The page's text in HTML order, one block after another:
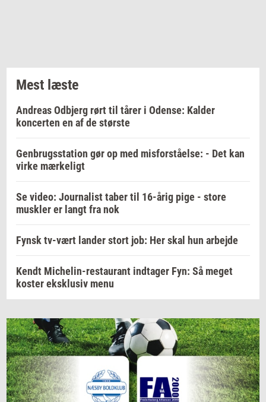
Mest læste
Andreas Odbjerg rørt til tårer i Odense: Kalder
koncerten en af de største
Genbrugsstation gør op med misforståelse: - Det kan
virke mærkeligt
Se video: Journalist taber til 16-årig pige - store
muskler er langt fra nok
Fynsk tv-vært lander stort job: Her skal hun arbejde
Kendt Michelin-restaurant indtager Fyn: Så meget
koster eksklusiv menu